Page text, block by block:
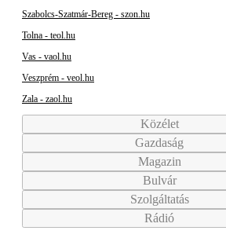
Szabolcs-Szatmár-Bereg - szon.hu
Tolna - teol.hu
Vas - vaol.hu
Veszprém - veol.hu
Zala - zaol.hu
Közélet
Gazdaság
Magazin
Bulvár
Szolgáltatás
Rádió